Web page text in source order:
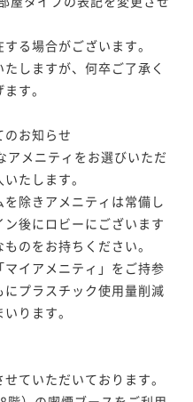
る場合がございます。
しますが、何卒ご了承く
す。
お知らせ
メニティをお選びいただ
たします。
除きアメニティは常備し
後にロビーにございます
のをお持ちください。
イアメニティ」をご持参
プラスチック使用量削減
ります。
ていただいております。